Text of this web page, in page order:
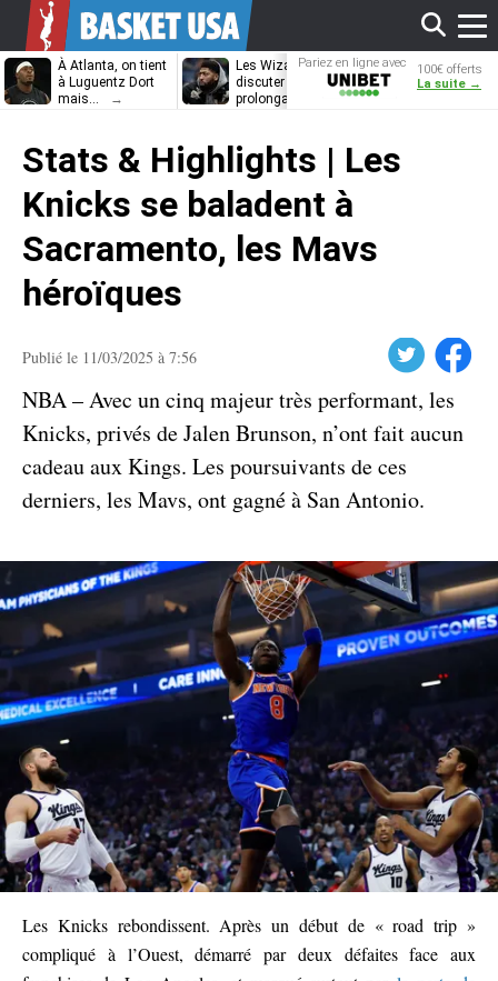
À Atlanta, on tient
à Luguentz Dort
mais…
Les Wizards vont
discuter
prolongation avec
Dennis
découvrira-t-il
Pariez en ligne avec
Unibet
100€ offerts
La suite →
Stats & Highlights | Les
Knicks se baladent à
Sacramento, les Mavs
héroïques
Publié le 11/03/2025 à 7:56 Facebook
NBA – Avec un cinq majeur très performant, les
Knicks, privés de Jalen Brunson, n’ont fait aucun
cadeau aux Kings. Les poursuivants de ces
derniers, les Mavs, ont gagné à San Antonio.
Les Knicks rebondissent. Après un début de « road trip »
compliqué à l’Ouest, démarré par deux défaites face aux